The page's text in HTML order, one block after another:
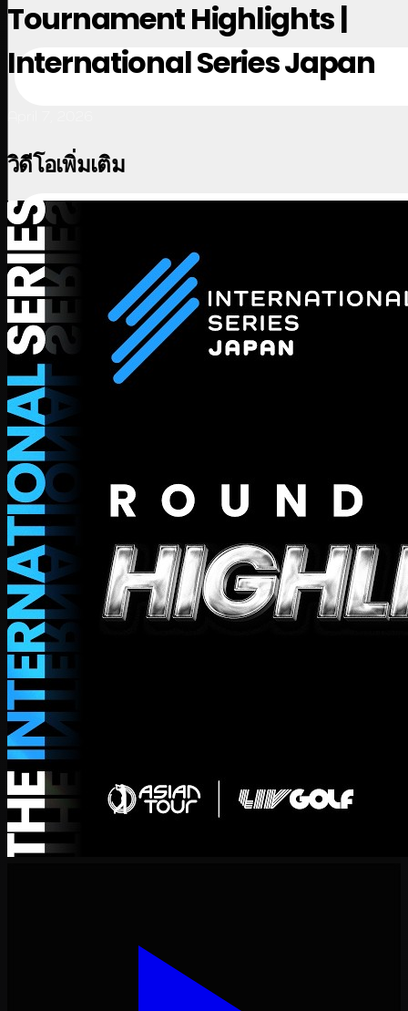
Tournament Highlights |
International Series Japan
วิดีโอเพิ่มเติม